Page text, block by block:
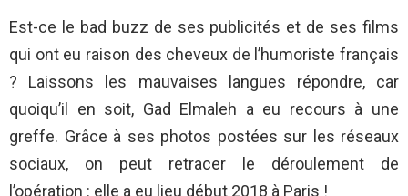
Est-ce le bad buzz de ses publicités et de ses films
qui ont eu raison des cheveux de l’humoriste français
? Laissons les mauvaises langues répondre, car
quoiqu’il en soit, Gad Elmaleh a eu recours à une
greffe. Grâce à ses photos postées sur les réseaux
sociaux, on peut retracer le déroulement de
l’opération : elle a eu lieu début 2018 à Paris !